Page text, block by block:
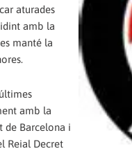
aturades
amb la
manté la
amb la
de Barcelona i
Reial Decret